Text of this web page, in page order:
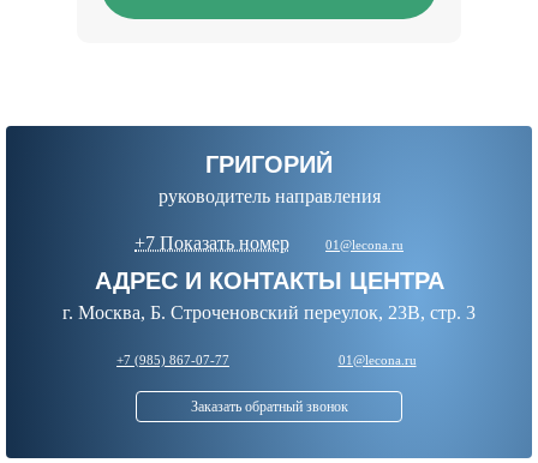
ГРИГОРИЙ
руководитель направления
+7 Показать номер 01@lecona.ru
АДРЕС И КОНТАКТЫ ЦЕНТРА
г. Москва, Б. Строченовский переулок, 23В, стр. 3
+7 (985) 867-07-77 01@lecona.ru
Заказать обратный звонок